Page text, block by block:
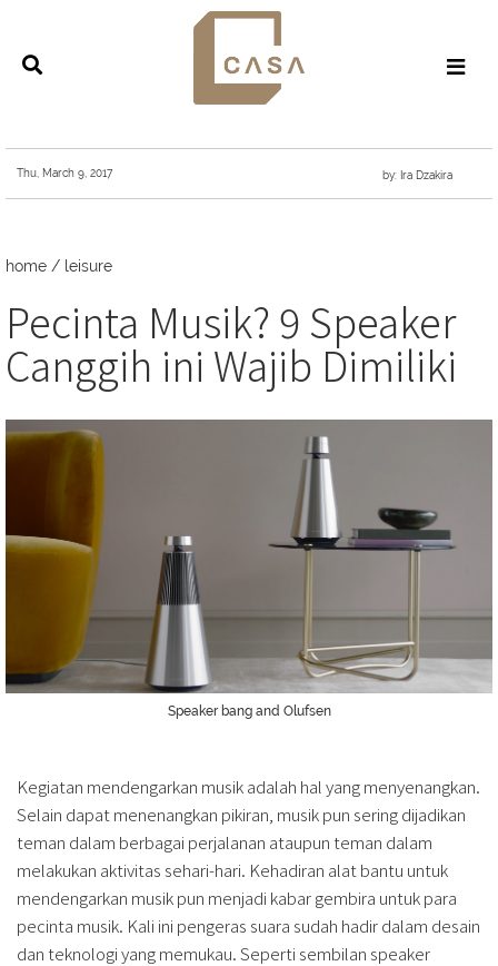
Thu, March 9, 2017 by: Ira Dzakira
home / leisure
Pecinta Musik? 9 Speaker
Canggih ini Wajib Dimiliki
Speaker bang and Olufsen
Kegiatan mendengarkan musik adalah hal yang menyenangkan.
Selain dapat menenangkan pikiran, musik pun sering dijadikan
teman dalam berbagai perjalanan ataupun teman dalam
melakukan aktivitas sehari-hari. Kehadiran alat bantu untuk
mendengarkan musik pun menjadi kabar gembira untuk para
pecinta musik. Kali ini pengeras suara sudah hadir dalam desain
dan teknologi yang memukau. Seperti sembilan speaker